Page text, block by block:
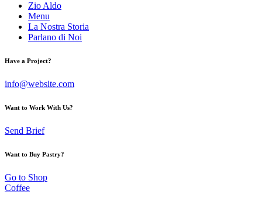
Zio Aldo
Menu
La Nostra Storia
Parlano di Noi
Have a Project?
info@website.com
Want to Work With Us?
Send Brief
Want to Buy Pastry?
Go to Shop
Coffee